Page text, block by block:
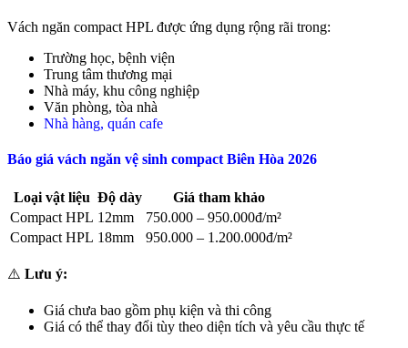
Vách ngăn compact HPL được ứng dụng rộng rãi trong:
Trường học, bệnh viện
Trung tâm thương mại
Nhà máy, khu công nghiệp
Văn phòng, tòa nhà
Nhà hàng, quán cafe
Báo giá vách ngăn vệ sinh compact Biên Hòa 2026
Loại vật liệu Độ dày
Giá tham khảo
Compact HPL 12mm
750.000 – 950.000đ/m²
Compact HPL 18mm 950.000 – 1.200.000đ/m²
⚠️ Lưu ý:
Giá chưa bao gồm phụ kiện và thi công
Giá có thể thay đổi tùy theo diện tích và yêu cầu thực tế